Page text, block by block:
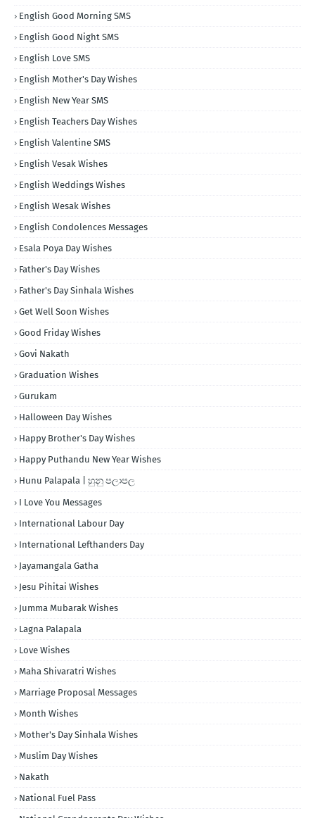
English Good Morning SMS
English Good Night SMS
English Love SMS
English Mother's Day Wishes
English New Year SMS
English Teachers Day Wishes
English Valentine SMS
English Vesak Wishes
English Weddings Wishes
English Wesak Wishes
English Condolences Messages
Esala Poya Day Wishes
Father's Day Wishes
Father's Day Sinhala Wishes
Get Well Soon Wishes
Good Friday Wishes
Govi Nakath
Graduation Wishes
Gurukam
Halloween Day Wishes
Happy Brother's Day Wishes
Happy Puthandu New Year Wishes
Hunu Palapala | හුනු පලාපල
I Love You Messages
International Labour Day
International Lefthanders Day
Jayamangala Gatha
Jesu Pihitai Wishes
Jumma Mubarak Wishes
Lagna Palapala
Love Wishes
Maha Shivaratri Wishes
Marriage Proposal Messages
Month Wishes
Mother's Day Sinhala Wishes
Muslim Day Wishes
Nakath
National Fuel Pass